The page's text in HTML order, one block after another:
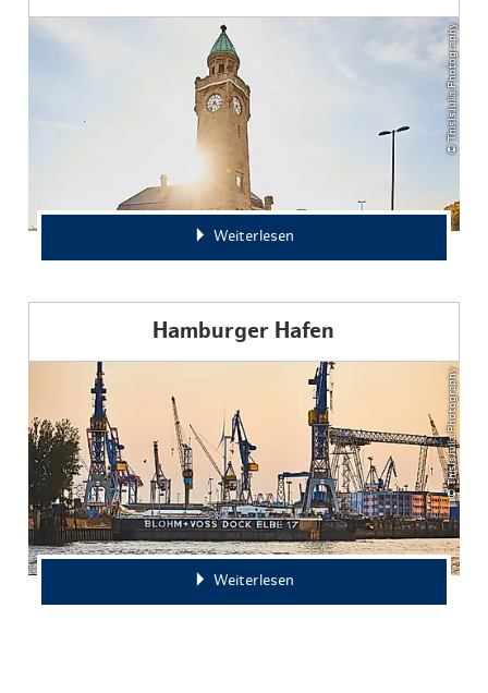
© ThisIsJulia Photography
Weiterlesen
Hamburger Hafen
© ThisIsJulia Photography
Weiterlesen